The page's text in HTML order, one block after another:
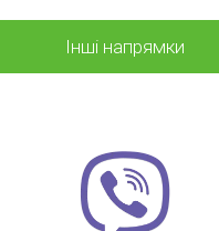
Інші напрямки